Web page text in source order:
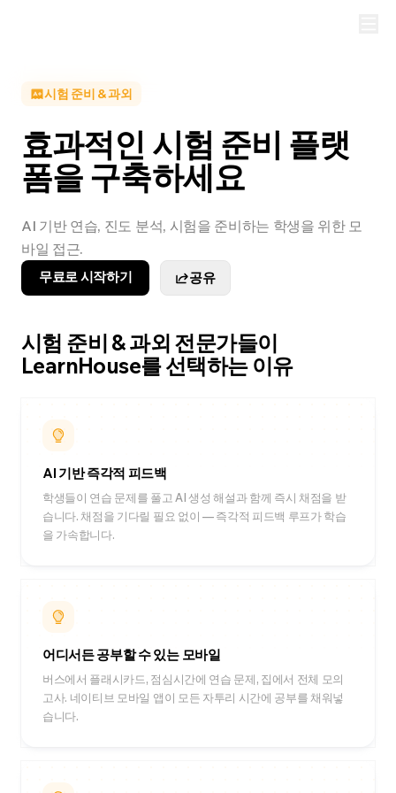
시험 준비 & 과외
효과적인 시험 준비 플랫
폼을 구축하세요
AI 기반 연습, 진도 분석, 시험을 준비하는 학생을 위한 모
바일 접근.
무료로 시작하기 공유
시험 준비 & 과외 전문가들이
LearnHouse를 선택하는 이유
AI 기반 즉각적 피드백
학생들이 연습 문제를 풀고 AI 생성 해설과 함께 즉시 채점을 받
습니다. 채점을 기다릴 필요 없이 — 즉각적 피드백 루프가 학습
을 가속합니다.
어디서든 공부할 수 있는 모바일
버스에서 플래시카드, 점심시간에 연습 문제, 집에서 전체 모의
고사. 네이티브 모바일 앱이 모든 자투리 시간에 공부를 채워넣
습니다.